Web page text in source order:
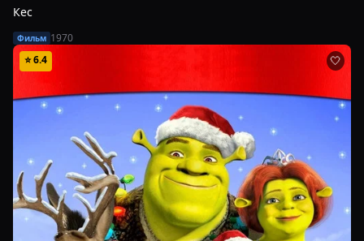
Кес
Фильм 1970
⭐6.4 🤍